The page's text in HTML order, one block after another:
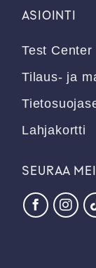
ASIOINTI
Test Center
Tilaus- ja
Lahjakortti
SEURAA